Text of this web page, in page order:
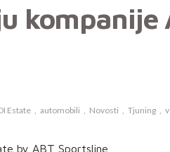
kompanije
Estate automobili Novosti Tjuning